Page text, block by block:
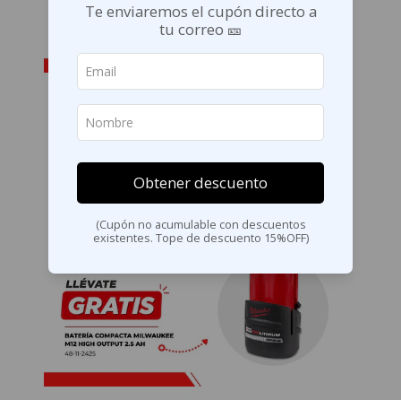
Te enviaremos el cupón directo a
tu correo 🎫
Obtener descuento
(Cupón no acumulable con descuentos
existentes. Tope de descuento 15%OFF)